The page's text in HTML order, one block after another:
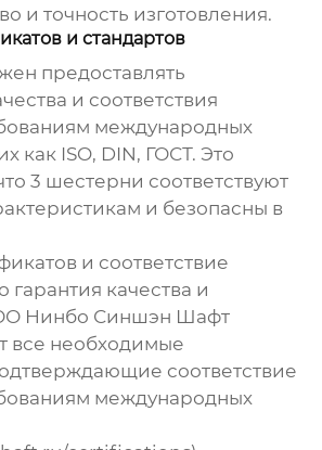
и точность изготовления.
и стандартов
предоставлять
и соответствия
международных
как ISO, DIN, ГОСТ. Это
3 шестерни соответствуют
и безопасны в
и соответствие
гарантия качества и
Нинбо Синшэн Шафт
все необходимые
соответствие
международных